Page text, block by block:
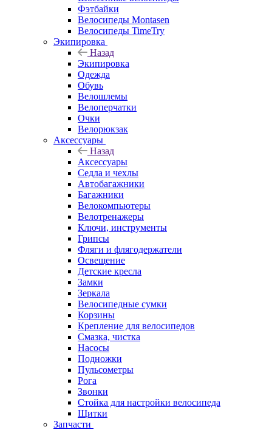
Фэтбайки
Велосипеды Montasen
Велосипеды TimeTry
Экипировка
Назад
Экипировка
Одежда
Обувь
Велошлемы
Велоперчатки
Очки
Велорюкзак
Аксессуары
Назад
Аксессуары
Седла и чехлы
Автобагажники
Багажники
Велокомпьютеры
Велотренажеры
Ключи, инструменты
Грипсы
Фляги и флягодержатели
Освещение
Детские кресла
Замки
Зеркала
Велосипедные сумки
Корзины
Крепление для велосипедов
Смазка, чистка
Насосы
Подножки
Пульсометры
Рога
Звонки
Стойка для настройки велосипеда
Щитки
Запчасти